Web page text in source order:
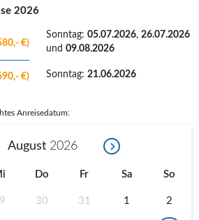
2026
€)
Sonntag:05.07.2026,26.07.2026
und09.08.2026
€) Sonntag:21.06.2026
Anreisedatum:
August 2026
Do Fr Sa So
30 31 1 2